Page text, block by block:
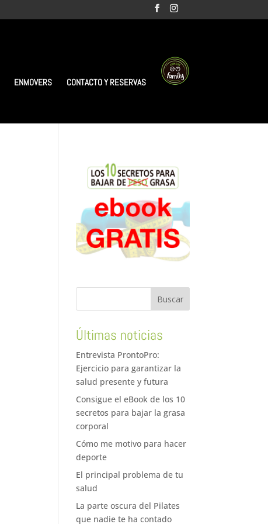
ENMOVERS CONTACTO Y RESERVAS
Últimas noticias
Entrevista ProntoPro:
Ejercicio para garantizar la
salud presente y futura
Consigue el eBook de los 10
secretos para bajar la grasa
corporal
Cómo me motivo para hacer
deporte
El principal problema de tu
salud
La parte oscura del Pilates
que nadie te ha contado